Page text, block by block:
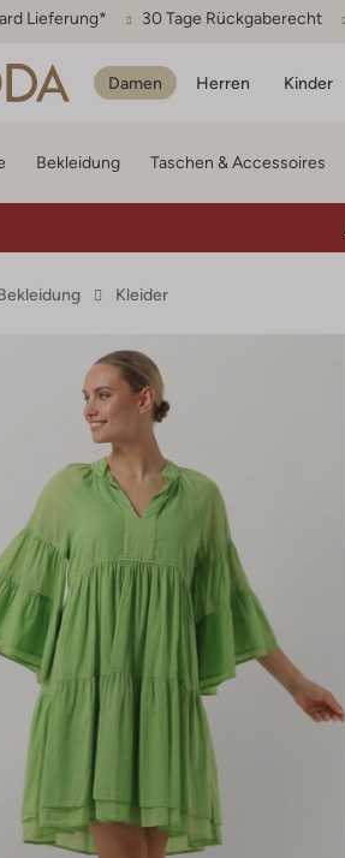
Lieferung* 30 Tage Rückgaberecht
Damen Herren Kinder
Bekleidung Taschen & Accessoires
Kleider